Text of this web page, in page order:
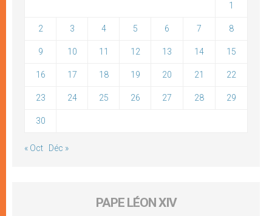
1
2 3 4 5 6 7 8
9 10 11 12 13 14 15
16 17 18 19 20 21 22
23 24 25 26 27 28 29
30
« Oct Déc »
PAPE LÉON XIV